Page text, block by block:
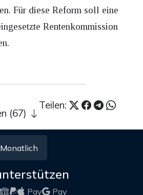
Für diese Reform soll eine
Rentenkommission
Teilen:
(67)
Pay Pay